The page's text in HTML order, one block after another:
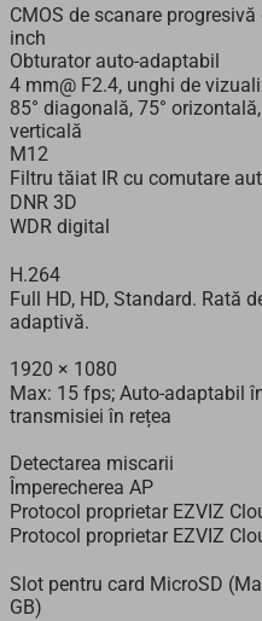
CMOS de scanare
inch
Obturator auto-adaptabil
4 mm@ F2.4, unghi de
85° diagonală, 75°
verticală
M12
Filtru tăiat IR cu comutare
DNR 3D
WDR digital
H.264
Full HD, HD, Standard. Rată
adaptivă.
1920 × 1080
Max: 15 fps; Auto-adaptabil
transmisiei în rețea
Detectarea miscarii
Împerecherea AP
Protocol proprietar EZVIZ
Protocol proprietar EZVIZ
Slot pentru card MicroSD
GB)